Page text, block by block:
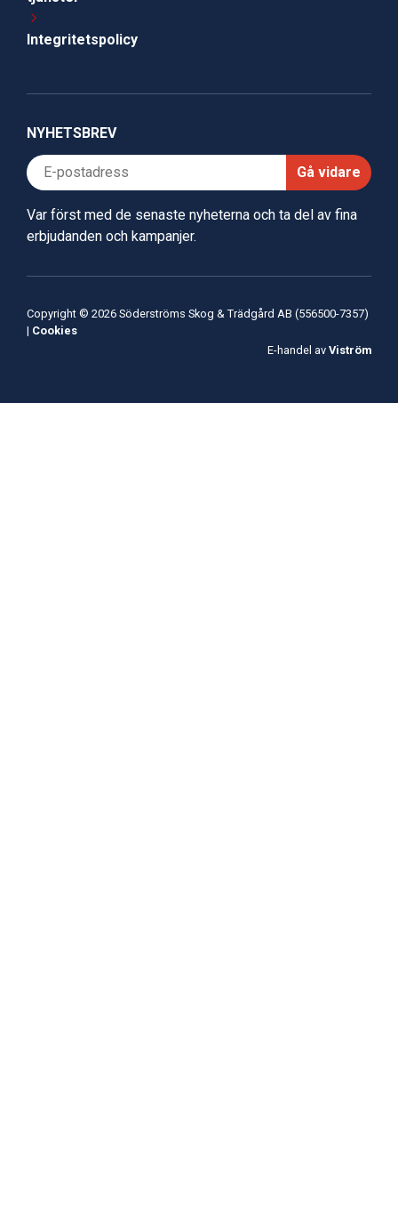
Integritetspolicy
NYHETSBREV
Gå vidare
Var först med de senaste nyheterna och ta del av fina
erbjudanden och kampanjer.
Copyright © 2026 Söderströms Skog & Trädgård AB (556500-7357)
| Cookies
E-handel av Viström